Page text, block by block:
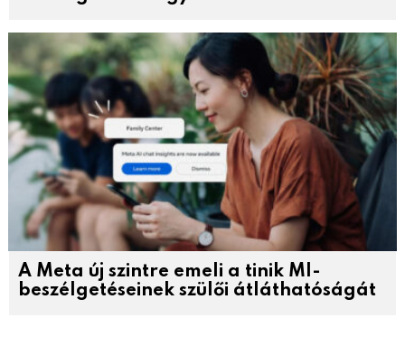
A Meta új szintre emeli a tinik MI-
beszélgetéseinek szülői átláthatóságát